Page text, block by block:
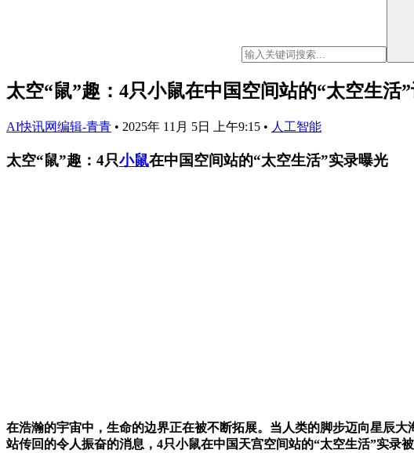
太空“鼠”趣：4只小鼠在中国空间站的“太空生活
AI快讯网编辑-青青 • 2025年 11月 5日 上午9:15 • 人工智能
太空“鼠”趣：4只小鼠在中国空间站的“太空生活”实录曝光
在浩瀚的宇宙中，生命的边界正在被不断拓展。当人类的脚步迈向星辰
站传回的令人振奋的消息，4只小鼠在中国天宫空间站的“太空生活”实